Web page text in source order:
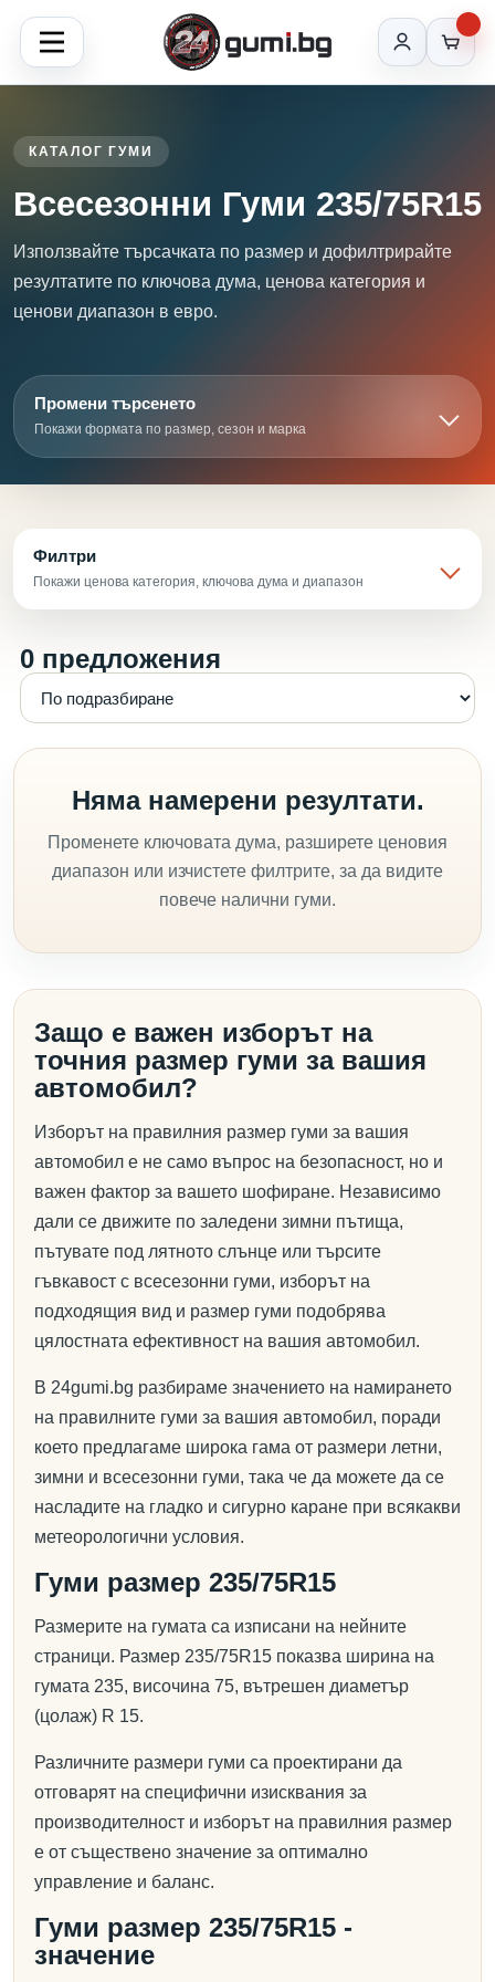
КАТАЛОГ ГУМИ
Всесезонни Гуми 235/75R15
Използвайте търсачката по размер и дофилтрирайте
резултатите по ключова дума, ценова категория и
ценови диапазон в евро.
Промени търсенето
Покажи формата по размер, сезон и марка
Филтри
Покажи ценова категория, ключова дума и диапазон
0 предложения
Няма намерени резултати.
Променете ключовата дума, разширете ценовия
диапазон или изчистете филтрите, за да видите
повече налични гуми.
Защо е важен изборът на
точния размер гуми за вашия
автомобил?
Изборът на правилния размер гуми за вашия
автомобил е не само въпрос на безопасност, но и
важен фактор за вашето шофиране. Независимо
дали се движите по заледени зимни пътища,
пътувате под лятното слънце или търсите
гъвкавост с всесезонни гуми, изборът на
подходящия вид и размер гуми подобрява
цялостната ефективност на вашия автомобил.
В 24gumi.bg разбираме значението на намирането
на правилните гуми за вашия автомобил, поради
което предлагаме широка гама от размери летни,
зимни и всесезонни гуми, така че да можете да се
насладите на гладко и сигурно каране при всякакви
метеорологични условия.
Гуми размер 235/75R15
Размерите на гумата са изписани на нейните
страници. Размер 235/75R15 показва ширина на
гумата 235, височина 75, вътрешен диаметър
(цолаж) R 15.
Различните размери гуми са проектирани да
отговарят на специфични изисквания за
производителност и изборът на правилния размер
е от съществено значение за оптимално
управление и баланс.
Гуми размер 235/75R15 -
значение